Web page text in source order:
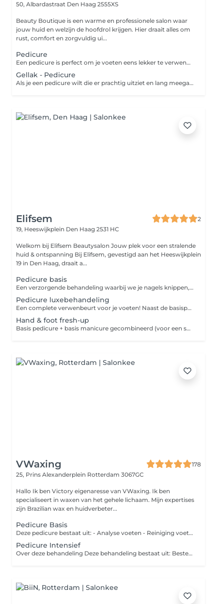
50, Albardastraat Den Haag 2555XS
Beauty Boutique is een warme en professionele salon waar
jouw huid en welzijn de hoofdrol krijgen. Hier draait alles om
rust, comfort en zorgvuldig ui...
Pedicure
Een pedicure is perfect om je voeten eens lekker te verwennen. Laat de pedicure je voeten verzorgen tot ze weer zacht aanvoelen en je teennagels er verzorgd uitzien. Verwacht te vertrekken met een gladde huid, gezonde verzorgde teennagels en een vleugje kleur met je favoriete nagellak als finishing touch.
Gellak - Pedicure
Als je een pedicure wilt die er prachtig uitziet en lang meegaat, dan is de Gellak pedicure iets voor jou. Deze behandeling duurt langer dan een klassieke manicure, maar aangezien een Gellak-pedicure tot twee weken aanhoudt, is dat het wachten meer dan waard.
Elifsem
2
19, Heeswijkplein Den Haag 2531 HC
Welkom bij Elifsem Beautysalon Jouw plek voor een stralende
huid & ontspanning Bij Elifsem, gevestigd aan het Heeswijkplein
19 in Den Haag, draait a...
Pedicure basis
Een verzorgende behandeling waarbij we je nagels knippen, polijsten, nagelriemen verzorgen en kleine ongemakken zoals licht eelt verwijderen. Perfect voor mooie, gezonde voeten.
Pedicure luxebehandeling
Een complete verwenbeurt voor je voeten! Naast de basispedicure geniet je van een luxe scrub, een voedend masker en een ontspannende voetmassage.
Hand & foot fresh-up
Basis pedicure + basis manicure gecombineerd (voor een snelle totale verzorging)
VWaxing
178
25, Prins Alexanderplein Rotterdam 3067GC
Hallo Ik ben Victory eigenaresse van VWaxing. Ik ben
specialiseert in waxen van het gehele lichaam. Mijn expertises
zijn Brazilian wax en huidverbeter...
Pedicure Basis
Deze pedicure bestaat uit: - Analyse voeten - Reiniging voeten - Knippen nagels - Verwijderen licht eelt - Reiniging nagelomgeving - Voetcrème - Hot Towel - Nagellak
Pedicure Intensief
Over deze behandeling Deze behandeling bestaat uit: Bestemd voor zware eelt en hielkloven - Voetanalyse - Reiniging - Eelt voorbehandelen - Nagels knippen - Nagels frezen - Reiniging nagelomgeving - Nagelriemen verzorgen - Nagelriemolie - Eelt verwijderen - Eelt frezen - Likdoorns verwijderen - Eventueel behandelen van een schimmelnagel - Eventueel behandelen van een ingroeiende nagel - Hot Towel - Voetcrème